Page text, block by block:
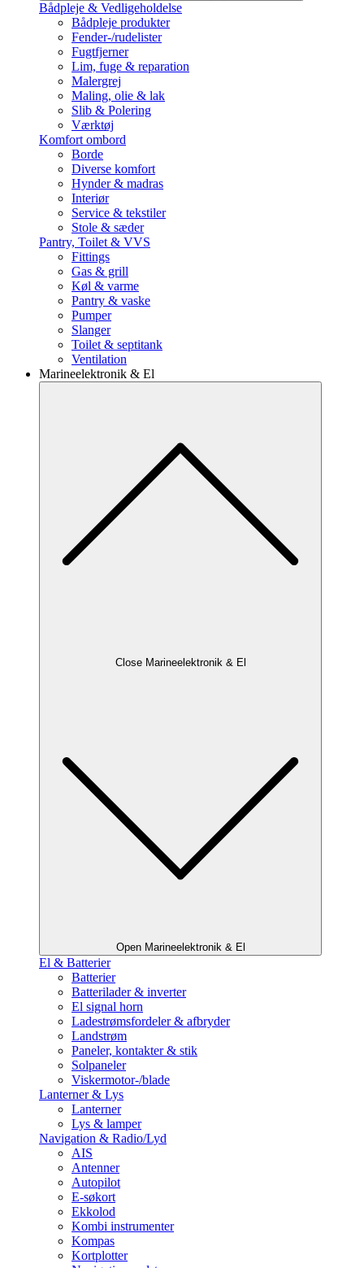
Bådpleje & Vedligeholdelse
Bådpleje produkter
Fender-/rudelister
Fugtfjerner
Lim, fuge & reparation
Malergrej
Maling, olie & lak
Slib & Polering
Værktøj
Komfort ombord
Borde
Diverse komfort
Hynder & madras
Interiør
Service & tekstiler
Stole & sæder
Pantry, Toilet & VVS
Fittings
Gas & grill
Køl & varme
Pantry & vaske
Pumper
Slanger
Toilet & septitank
Ventilation
Marineelektronik & El
Close Marineelektronik & El
Open Marineelektronik & El
El & Batterier
Batterier
Batterilader & inverter
El signal horn
Ladestrømsfordeler & afbryder
Landstrøm
Paneler, kontakter & stik
Solpaneler
Viskermotor-/blade
Lanterner & Lys
Lanterner
Lys & lamper
Navigation & Radio/Lyd
AIS
Antenner
Autopilot
E-søkort
Ekkolod
Kombi instrumenter
Kompas
Kortplotter